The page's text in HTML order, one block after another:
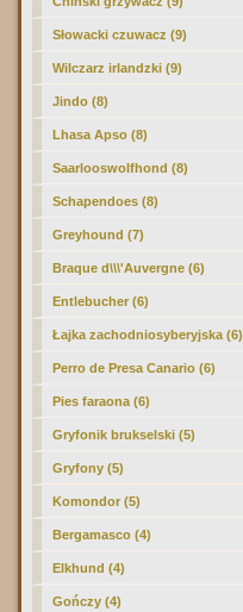
Słowacki czuwacz (9)
Wilczarz irlandzki (9)
Jindo (8)
Lhasa Apso (8)
Saarlooswolfhond (8)
Schapendoes (8)
Greyhound (7)
Braque d\\\'Auvergne (6)
Entlebucher (6)
Łajka zachodniosyberyjska (6)
Perro de Presa Canario (6)
Pies faraona (6)
Gryfonik brukselski (5)
Gryfony (5)
Komondor (5)
Bergamasco (4)
Elkhund (4)
Gończy (4)